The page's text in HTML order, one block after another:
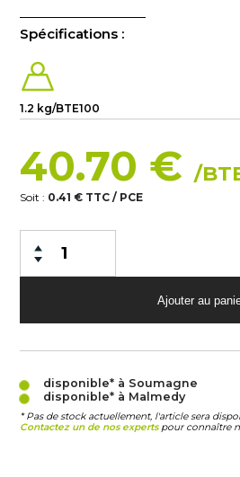
Spécifications :
1.2 kg/BTE100
40.70 €/
Soit : 0.41 € TTC / PCE
disponible* à Soumagne
disponible* à Malmedy
* Pas de stock actuellement, l'article sera
Contactez un de nos expertspour connaître